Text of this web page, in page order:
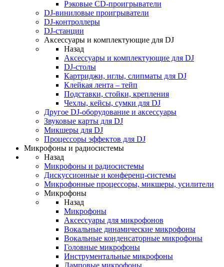
Рэковые CD-проигрыватели
DJ-виниловые проигрыватели
DJ-контроллеры
DJ-станции
Аксессуары и комплектующие для DJ
Назад
Аксессуары и комплектующие для DJ
DJ-столы
Картриджи, иглы, слипматы для DJ
Клейкая лента – тейп
Подставки, стойки, крепления
Чехлы, кейсы, сумки для DJ
Другое DJ-оборудование и аксессуары
Звуковые карты для DJ
Микшеры для DJ
Процессоры эффектов для DJ
Микрофоны и радиосистемы
Назад
Микрофоны и радиосистемы
Дискуссионные и конференц-системы
Микрофонные процессоры, микшеры, усилители
Микрофоны
Назад
Микрофоны
Аксессуары для микрофонов
Вокальные динамические микрофоны
Вокальные конденсаторные микрофоны
Головные микрофоны
Инструментальные микрофоны
Ламповые микрофоны